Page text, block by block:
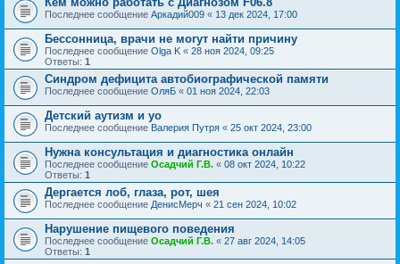
Последнее сообщение Аркадий009 « 13 дек 2024, 17:00
Бессонница, врачи не могут найти причину
Последнее сообщение Olga K « 28 ноя 2024, 09:25
Ответы: 1
Синдром дефицита автобиографической памяти
Последнее сообщение ОляБ « 01 ноя 2024, 22:03
Детский аутизм и уо
Последнее сообщение Валерия Путря « 25 окт 2024, 23:00
Нужна консультация и диагностика онлайн
Последнее сообщение Осадчий Г.В. « 08 окт 2024, 10:22
Ответы: 1
Дергается лоб, глаза, рот, шея
Последнее сообщение ДенисМерч « 21 сен 2024, 10:02
Нарушение пищевого поведения
Последнее сообщение Осадчий Г.В. « 27 авг 2024, 14:05
Ответы: 1